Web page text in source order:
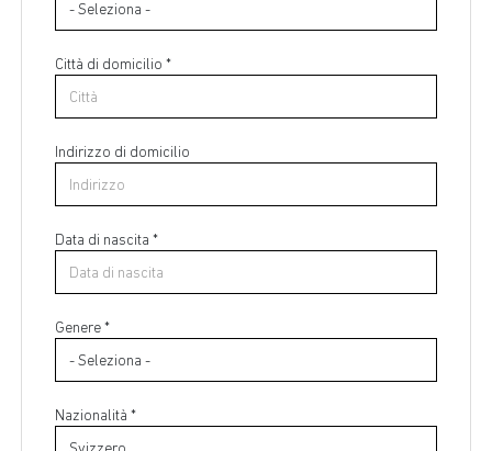
Città di domicilio *
Indirizzo di domicilio
Data di nascita *
Genere *
Nazionalità *